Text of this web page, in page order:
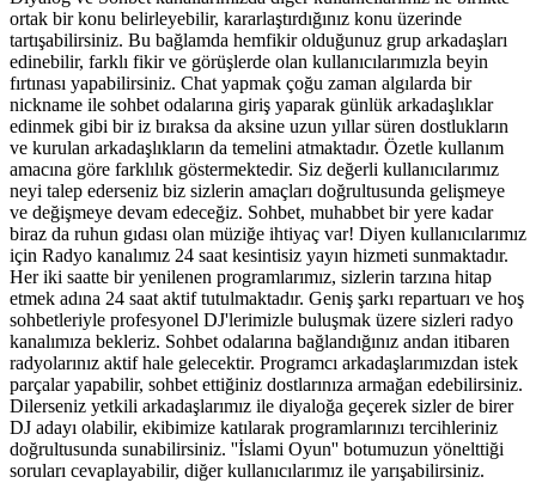
ortak bir konu belirleyebilir, kararlaştırdığınız konu üzerinde
tartışabilirsiniz. Bu bağlamda hemfikir olduğunuz grup arkadaşları
edinebilir, farklı fikir ve görüşlerde olan kullanıcılarımızla beyin
fırtınası yapabilirsiniz. Chat yapmak çoğu zaman algılarda bir
nickname ile sohbet odalarına giriş yaparak günlük arkadaşlıklar
edinmek gibi bir iz bıraksa da aksine uzun yıllar süren dostlukların
ve kurulan arkadaşlıkların da temelini atmaktadır. Özetle kullanım
amacına göre farklılık göstermektedir. Siz değerli kullanıcılarımız
neyi talep ederseniz biz sizlerin amaçları doğrultusunda gelişmeye
ve değişmeye devam edeceğiz. Sohbet, muhabbet bir yere kadar
biraz da ruhun gıdası olan müziğe ihtiyaç var! Diyen kullanıcılarımız
için Radyo kanalımız 24 saat kesintisiz yayın hizmeti sunmaktadır.
Her iki saatte bir yenilenen programlarımız, sizlerin tarzına hitap
etmek adına 24 saat aktif tutulmaktadır. Geniş şarkı repartuarı ve hoş
sohbetleriyle profesyonel DJ'lerimizle buluşmak üzere sizleri radyo
kanalımıza bekleriz. Sohbet odalarına bağlandığınız andan itibaren
radyolarınız aktif hale gelecektir. Programcı arkadaşlarımızdan istek
parçalar yapabilir, sohbet ettiğiniz dostlarınıza armağan edebilirsiniz.
Dilerseniz yetkili arkadaşlarımız ile diyaloğa geçerek sizler de birer
DJ adayı olabilir, ekibimize katılarak programlarınızı tercihleriniz
doğrultusunda sunabilirsiniz. ''İslami Oyun'' botumuzun yönelttiği
soruları cevaplayabilir, diğer kullanıcılarımız ile yarışabilirsiniz.